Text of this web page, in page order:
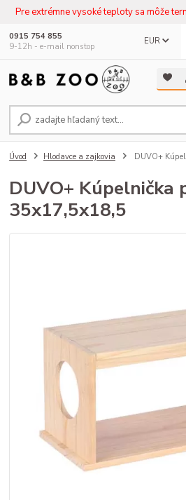
Pre extrémne vysoké teploty sa môže
EUR
0915 754 855
9-12h - e-mail nonstop
Úvod Hlodavce a zajkovia DUVO+
DUVO+ Kúpelnička
35x17,5x18,5